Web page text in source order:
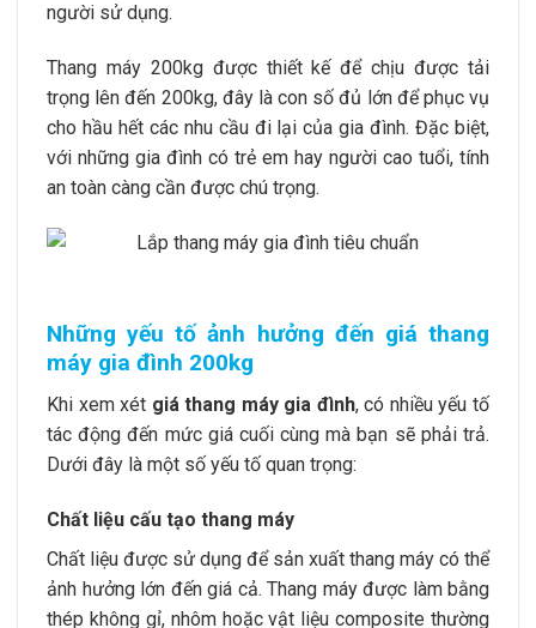
người sử dụng.
Thang máy 200kg được thiết kế để chịu được tải
trọng lên đến 200kg, đây là con số đủ lớn để phục vụ
cho hầu hết các nhu cầu đi lại của gia đình. Đặc biệt,
với những gia đình có trẻ em hay người cao tuổi, tính
an toàn càng cần được chú trọng.
Những yếu tố ảnh hưởng đến giá thang
máy gia đình 200kg
Khi xem xét giá thang máy gia đình, có nhiều yếu tố
tác động đến mức giá cuối cùng mà bạn sẽ phải trả.
Dưới đây là một số yếu tố quan trọng:
Chất liệu cấu tạo thang máy
Chất liệu được sử dụng để sản xuất thang máy có thể
ảnh hưởng lớn đến giá cả. Thang máy được làm bằng
thép không gỉ, nhôm hoặc vật liệu composite thường